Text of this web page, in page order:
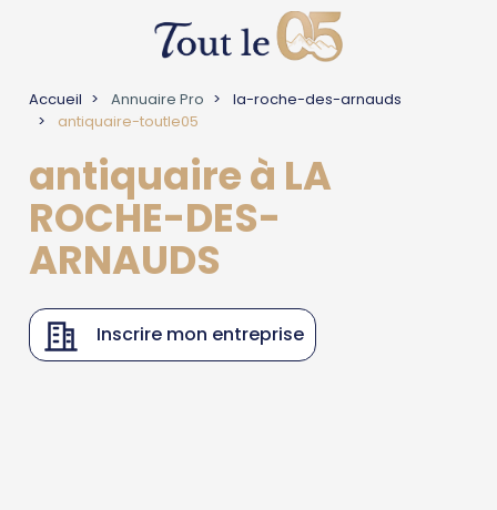
Accueil Annuaire Pro
la-roche-des-arnauds
antiquaire-toutle05
antiquaire à LA
ROCHE-DES-
ARNAUDS
Inscrire mon entreprise